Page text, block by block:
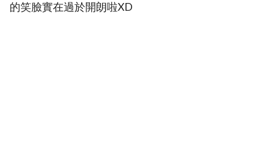
的笑臉實在過於開朗啦XD